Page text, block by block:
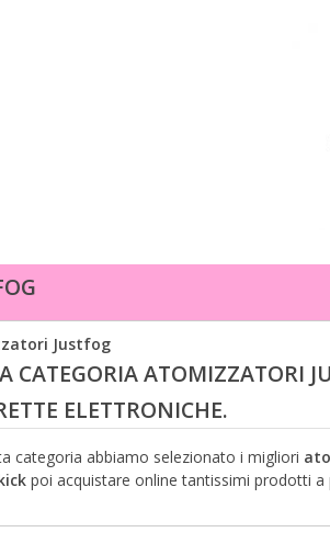
Justfog
CATEGORIA ATOMIZZATORI
ELETTRONICHE.
categoria abbiamo selezionato i migliori
poi acquistare online tantissimi prodotti